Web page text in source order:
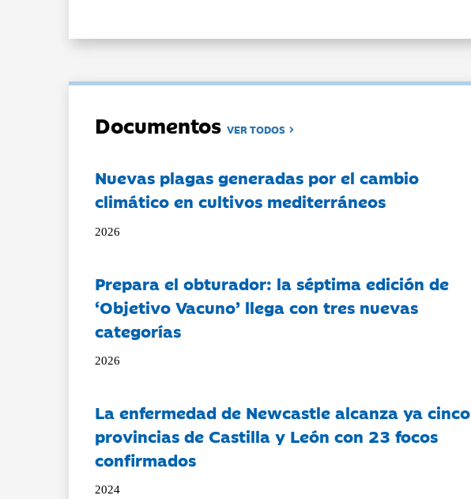
DocumentosVER TODOS
Nuevas plagas generadas por el cambio
climático en cultivos mediterráneos
2026
Prepara el obturador: la séptima edición de
‘Objetivo Vacuno’ llega con tres nuevas
categorías
2026
La enfermedad de Newcastle alcanza ya cinco
provincias de Castilla y León con 23 focos
confirmados
2024